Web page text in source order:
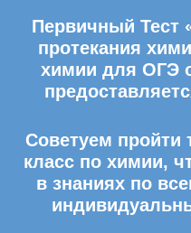
Первичный Тест
протекания
химии для ОГЭ
Советуем пройти
класс по химии,
в знаниях по